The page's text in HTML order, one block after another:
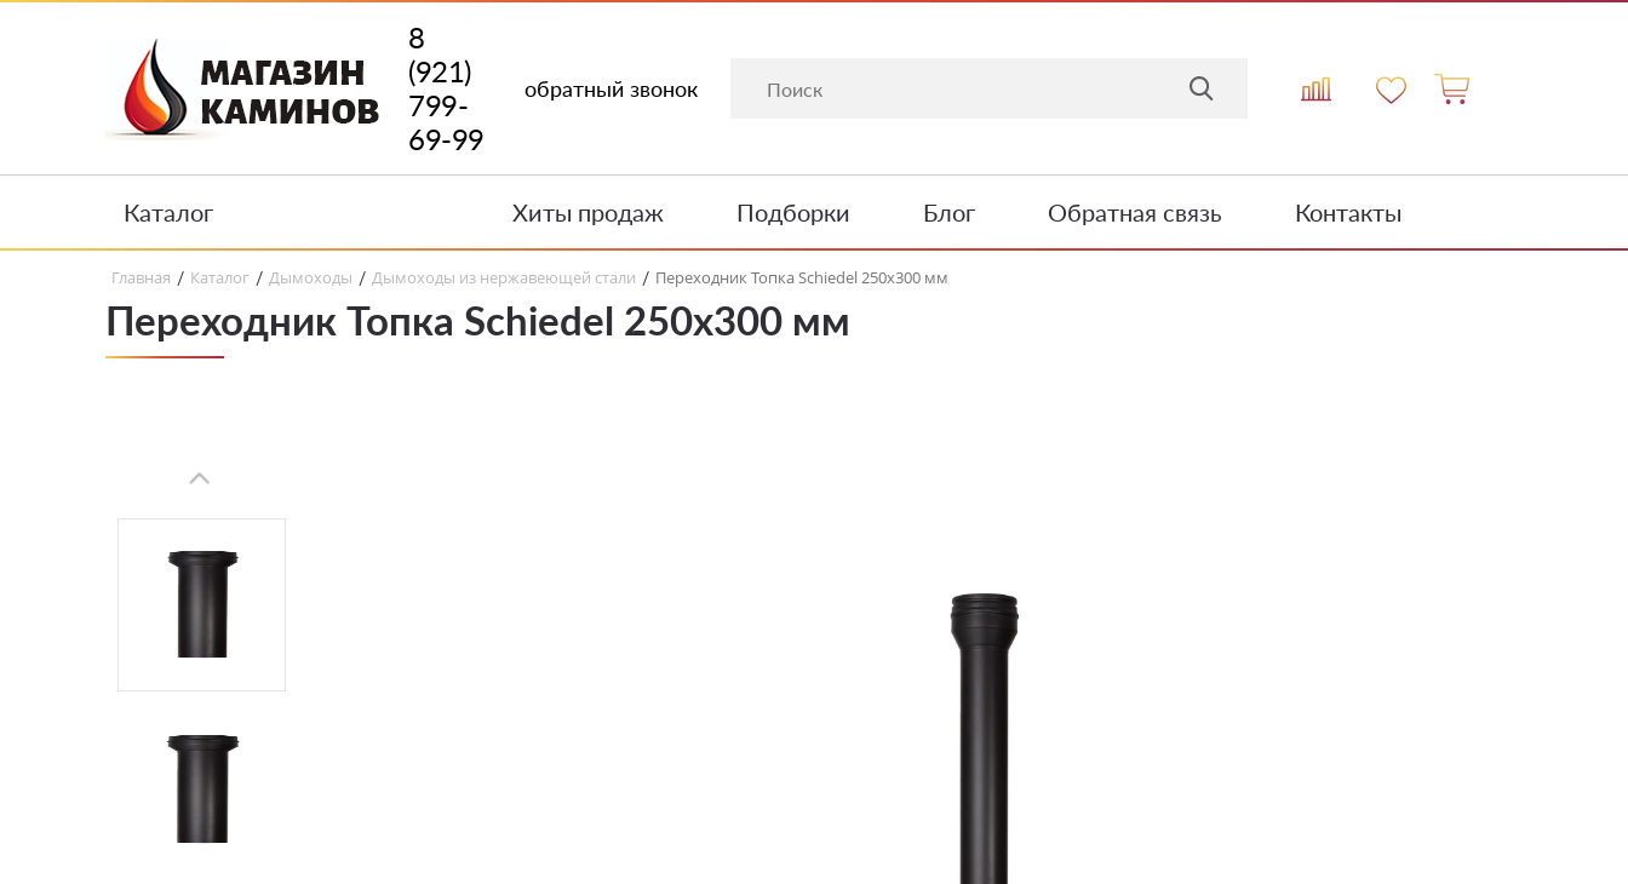
8
(921)
799-
69-99
обратный звонок
Каталог Хиты продаж Подборки Блог Обратная связь Контакты
Главная / Каталог / Дымоходы / Дымоходы из нержавеющей стали / Переходник Топка Schiedel 250х300 мм
Переходник Топка Schiedel 250х300 мм